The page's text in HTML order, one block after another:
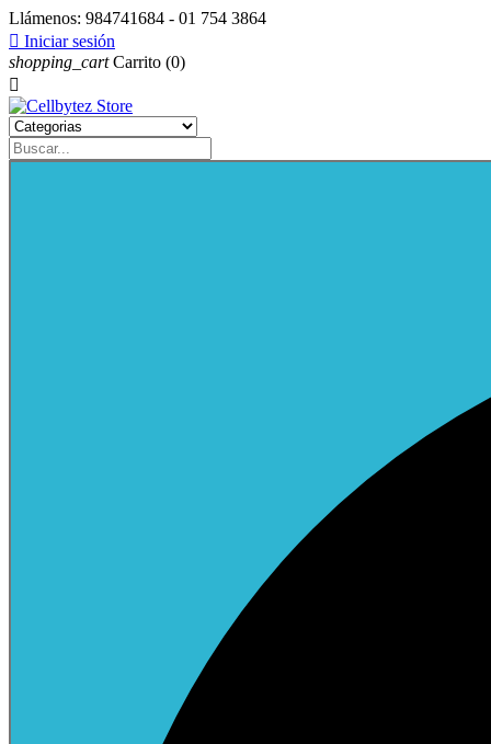
Llámenos: 984741684 - 01 754 3864
 Iniciar sesión
shopping_cart Carrito (0)
